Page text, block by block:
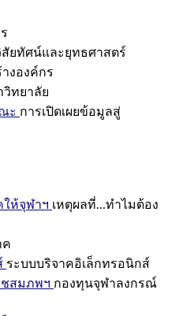
สัยทัศน์และยุทธศาสตร์
งองค์กร
ทยาลัย
ะ การเปิดเผยข้อมูลสู่
ให้จุฬาฯ เหตุผลที่...ทำไมต้อง
ค
ระบบบริจาคอิเล็กทรอนิกส์
สมภพฯ กองทุนจุฬาลงกรณ์